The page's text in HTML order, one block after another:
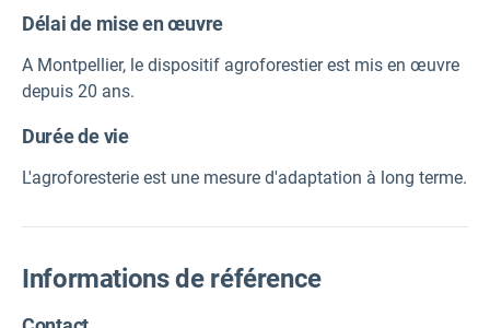
Délai de mise en œuvre
A Montpellier, le dispositif agroforestier est mis en œuvre
depuis 20 ans.
Durée de vie
L'agroforesterie est une mesure d'adaptation à long terme.
Informations de référence